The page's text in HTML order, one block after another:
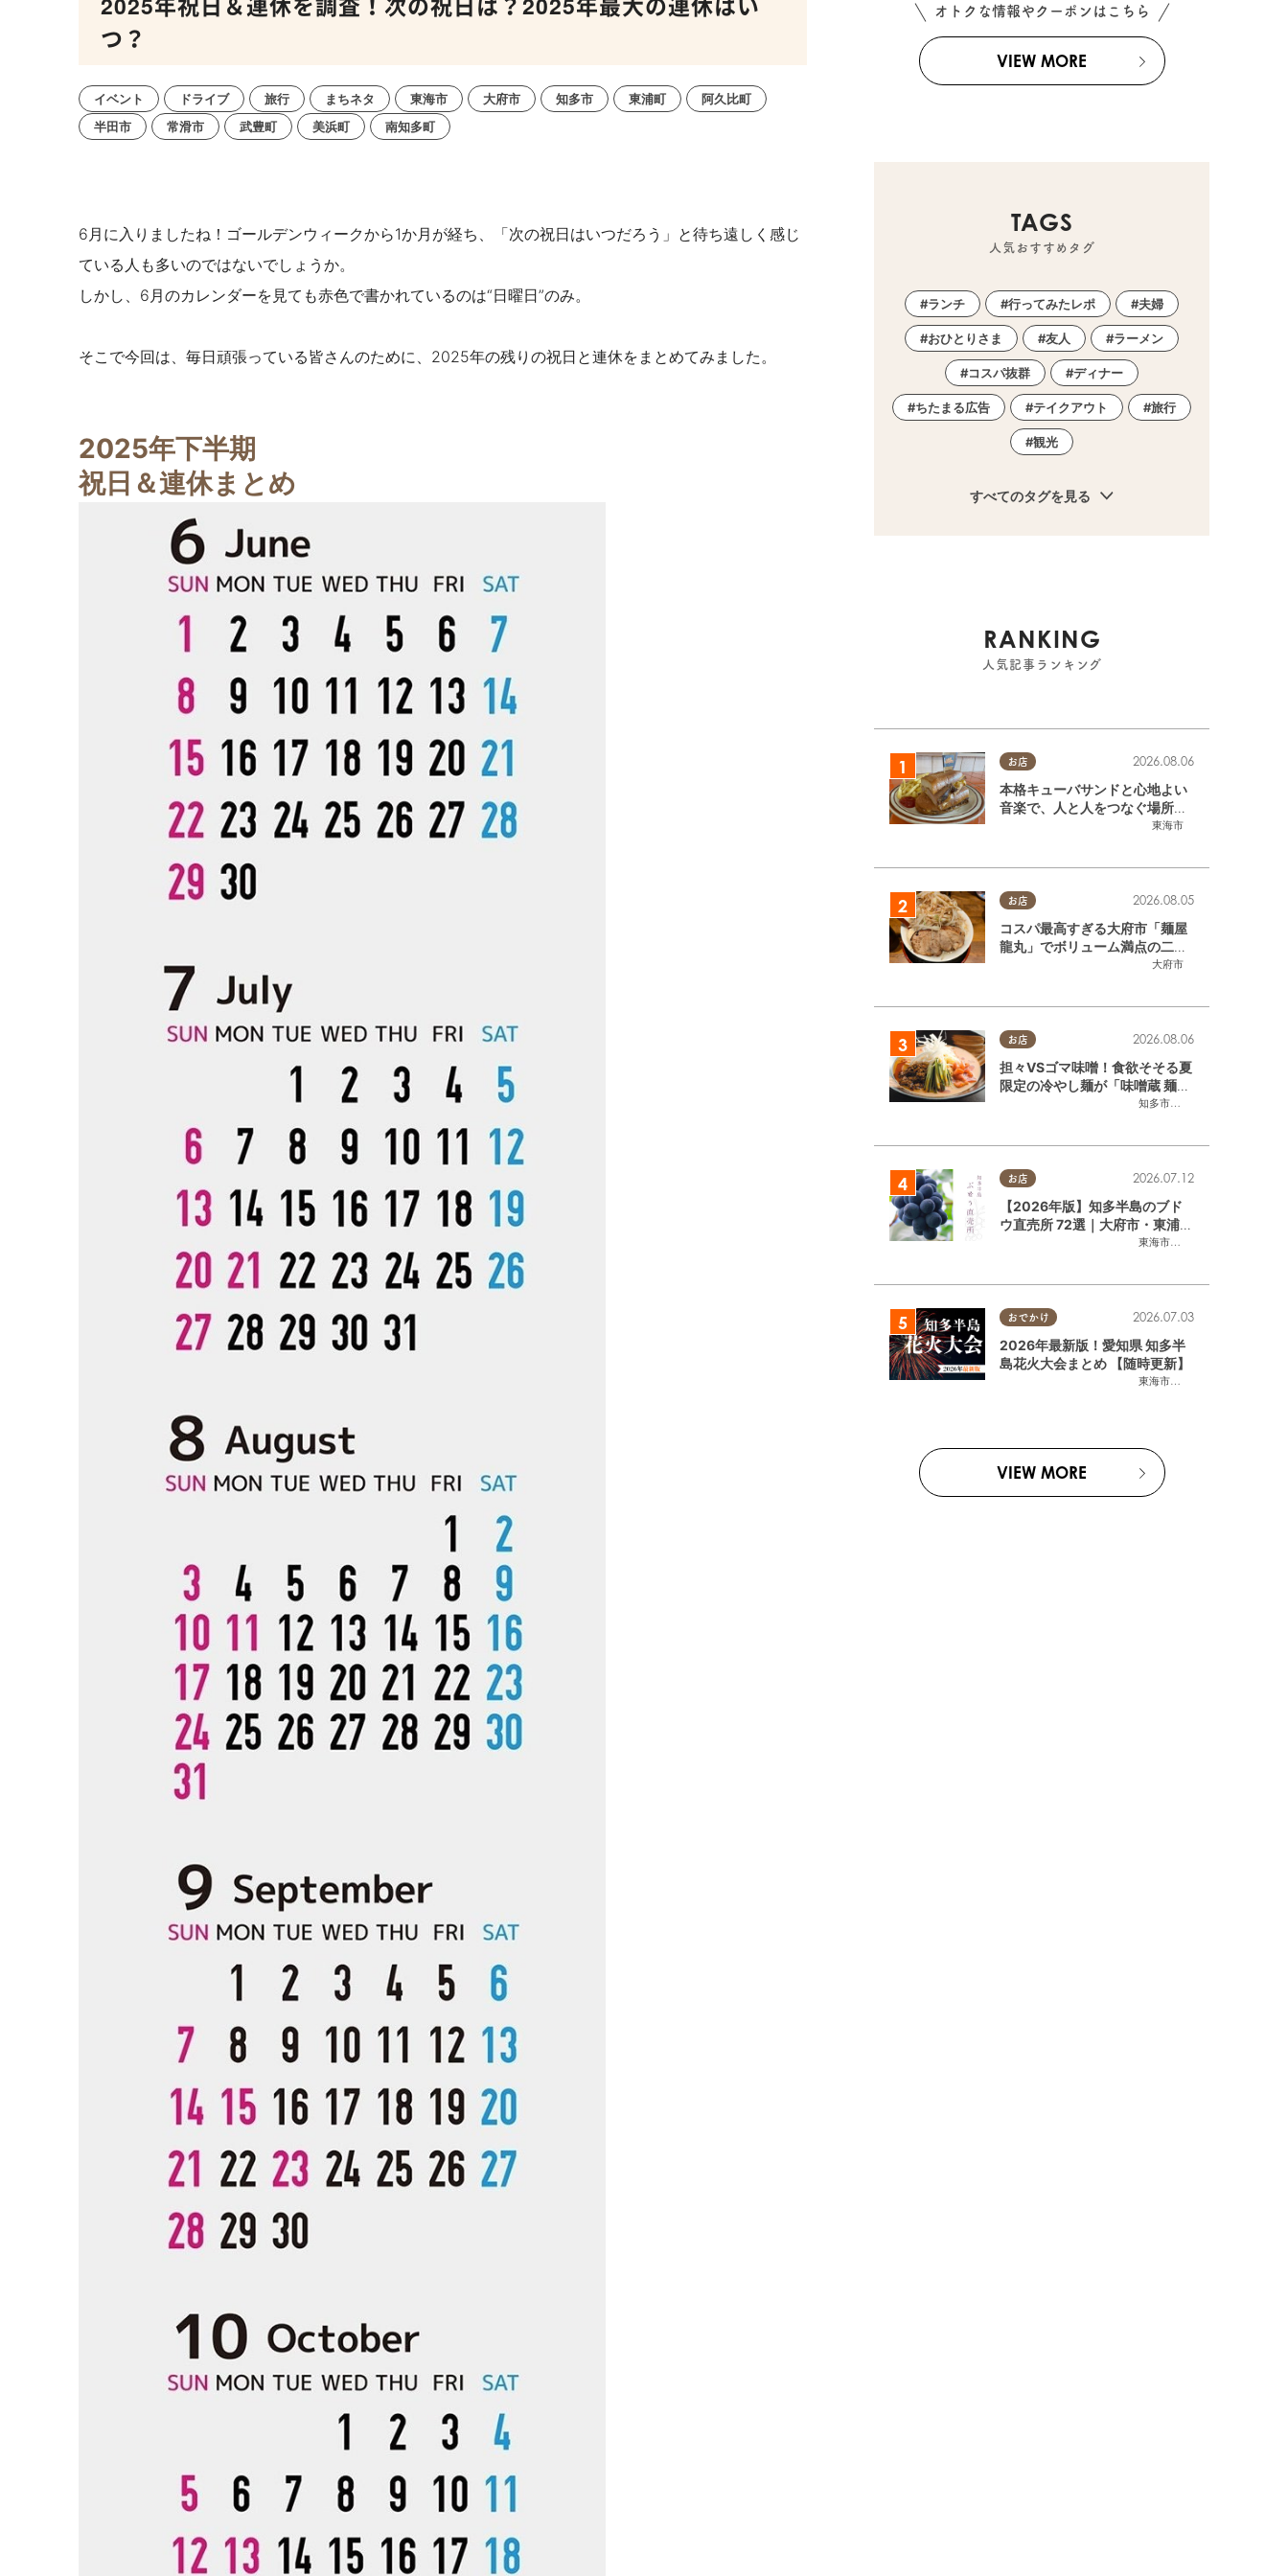
つ？
イベント ドライブ 旅行 まちネタ 東海市 大府市 知多市 東浦町
阿久比町
半田市
常滑市 武豊町 美浜町 南知多町
6月に入りましたね！ゴールデンウィークから1か月が経ち、「次の祝日はいつだろう」と待ち遠しく感じ
ている人も多いのではないでしょうか。
しかし、6月のカレンダーを見ても赤色で書かれているのは“日曜日”のみ。
そこで今回は、毎日頑張っている皆さんのために、2025年の残りの祝日と連休をまとめてみました。
2025年下半期
祝日＆連休まとめ
オトクな情報やクーポンはこちら
VIEW MORE
TAGS
人気おすすめタグ
ランチ 行ってみたレポ 夫婦
おひとりさま 友人 ラーメン
コスパ抜群 ディナー
ちたまる広告 テイクアウト 旅行
観光
すべてのタグを見る
RANKING
人気記事ランキング
お店
東海市
2026.08.06
本格キューバサンドと心地よい
音楽で、人と人をつなぐ場所。
東海市「JAMMIN'STANDHOU
お店
大府市
2026.08.05
コスパ最高すぎる大府市「麺屋
龍丸」でボリューム満点の二郎
系ラーメンを堪能してきた
お店
知多市
,半田市
2026.08.06
担々VSゴマ味噌！食欲そそる夏
限定の冷やし麺が「味噌蔵 麺四
朗 半田店・知多店」で登場／ち
お店
東海市
,大府市
2026.07.12
【2026年版】知多半島のブド
ウ直売所 72選｜大府市・東浦町
ほかエリア別に一挙紹介
おでかけ
東海市
,大府市
2026.07.03
2026年最新版！愛知県 知多半
島花火大会まとめ 【随時更新】
VIEW MORE